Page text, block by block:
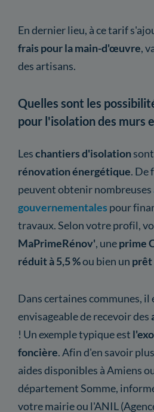
En dernier lieu, à ce tarif
frais pour la main-d'œuvre,
des artisans.
Quelles sont les
pour l'isolation des murs
Leschantiers d'isolation
rénovation énergétique. De
peuvent obtenir nombreuses
gouvernementales pour
travaux. Selon votre profil,
MaPrimeRénov', uneprime
réduit à 5,5 %ou bien un prêt
Dans certaines communes, il
envisageable de recevoir des
! Un exemple typique est
foncière. Afin d'en savoir
aides disponibles à Amiens
département Somme,
votre mairie ou l'ANIL